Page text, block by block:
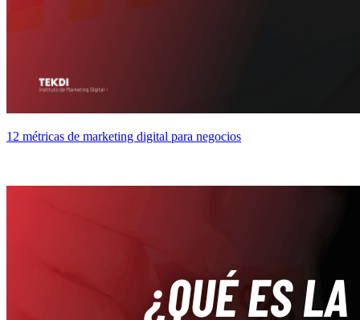
12 métricas de marketing digital para negocios